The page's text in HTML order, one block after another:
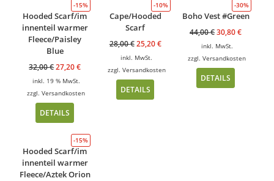
-15%
Hooded Scarf/im
innenteil warmer
Fleece/Paisley
Blue
32,00€27,20€
inkl. 19 % MwSt.
zzgl.Versandkosten
DETAILS
-10%
Cape/Hooded
Scarf
28,00€ 25,20€
inkl. MwSt.
zzgl. Versandkosten
DETAILS
-30%
Boho Vest #Green
44,00€30,80€
inkl. MwSt.
zzgl.Versandkosten
DETAILS
-15%
Hooded Scarf/im
innenteil warmer
Fleece/Aztek Orion